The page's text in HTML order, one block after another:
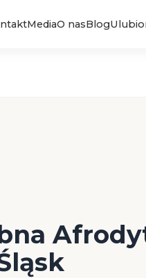
MediaO nasBlog